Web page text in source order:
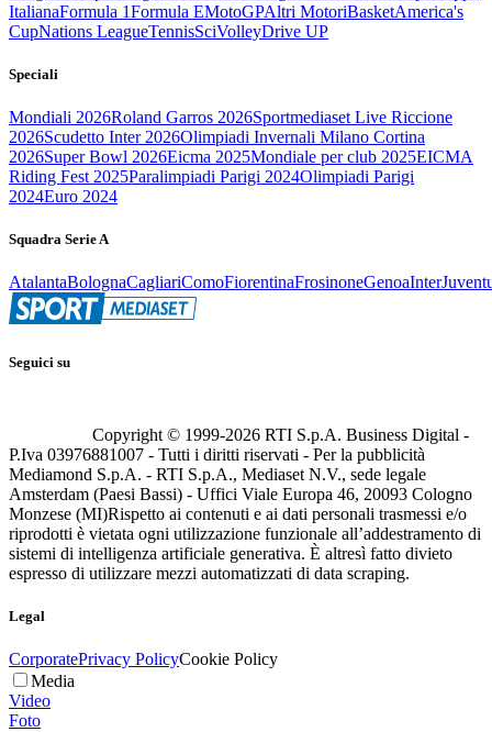
ItalianaFormula 1Formula EMotoGPAltri MotoriBasketAmerica's
CupNations LeagueTennisSciVolleyDrive UP
Speciali
Mondiali 2026Roland Garros 2026Sportmediaset Live Riccione
2026Scudetto Inter 2026Olimpiadi Invernali Milano Cortina
2026Super Bowl 2026Eicma 2025Mondiale per club 2025EICMA
Riding Fest 2025Paralimpiadi Parigi 2024Olimpiadi Parigi
2024Euro 2024
Squadra Serie A
AtalantaBolognaCagliariComoFiorentinaFrosinoneGenoaInter
Seguici su
Copyright © 1999-2026 RTI S.p.A. Business Digital -
P.Iva 03976881007 - Tutti i diritti riservati - Per la pubblicità
Mediamond S.p.A. - RTI S.p.A., Mediaset N.V., sede legale
Amsterdam (Paesi Bassi) - Uffici Viale Europa 46, 20093 Cologno
Monzese (MI)Rispetto ai contenuti e ai dati personali trasmessi e/o
riprodotti è vietata ogni utilizzazione funzionale all’addestramento di
sistemi di intelligenza artificiale generativa. È altresì fatto divieto
espresso di utilizzare mezzi automatizzati di data scraping.
Legal
CorporatePrivacy PolicyCookie Policy
Media
Video
Foto